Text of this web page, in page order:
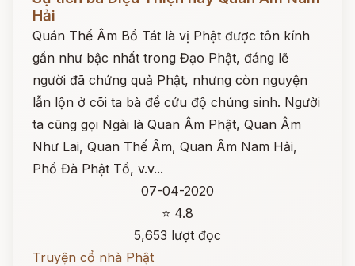
Hải
Quán Thế Âm Bồ Tát là vị Phật được tôn kính
gần như bậc nhất trong Đạo Phật, đáng lẽ
người đã chứng quả Phật, nhưng còn nguyện
lẫn lộn ở cõi ta bà để cứu độ chúng sinh. Người
ta cũng gọi Ngài là Quan Âm Phật, Quan Âm
Như Lai, Quan Thế Âm, Quan Âm Nam Hải,
Phổ Đà Phật Tổ, v.v...
07-04-2020
⭐ 4.8
5,653 lượt đọc
Truyện cổ nhà Phật